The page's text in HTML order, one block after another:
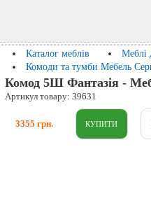
Каталог меблів Меблі
Комоди та тумби Мебель
Комод 5Ш Фантазія -
Артикул товару: 39631
3355 грн.